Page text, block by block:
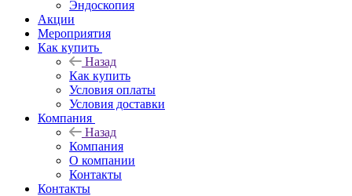
Эндоскопия
Акции
Мероприятия
Как купить
Назад
Как купить
Условия оплаты
Условия доставки
Компания
Назад
Компания
О компании
Контакты
Контакты